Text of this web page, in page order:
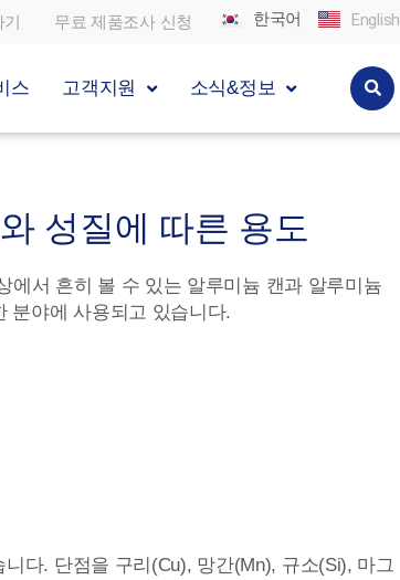
기 무료 제품조사 신청 한국어 English
스 고객지원 소식&정보
성질에 따른 용도
에서 흔히 볼 수 있는 알루미늄 캔과 알루미늄
분야에 사용되고 있습니다.
다. 단점을 구리(Cu), 망간(Mn), 규소(Si), 마그